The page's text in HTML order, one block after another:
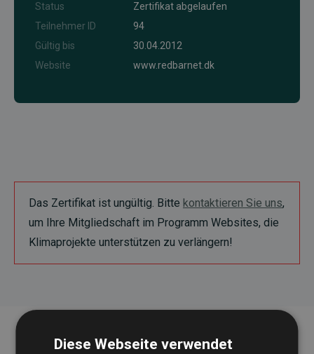
Status
Zertifikat abgelaufen
Teilnehmer ID
94
Gültig bis
30.04.2012
Website
www.redbarnet.dk
Das Zertifikat ist ungültig. Bitte kontaktieren Sie uns,
um Ihre Mitgliedschaft im Programm Websites, die
Klimaprojekte unterstützen zu verlängern!
Diese Webseite verwendet